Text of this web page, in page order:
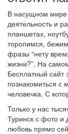
В насущном
деятельность и
планшетах,
торопимся,
фразы “нету
жизни?”. На
Бесплатный сайт
познакомиться
человечка. С
Только у нас
Туринск с фото и
любовь прямо